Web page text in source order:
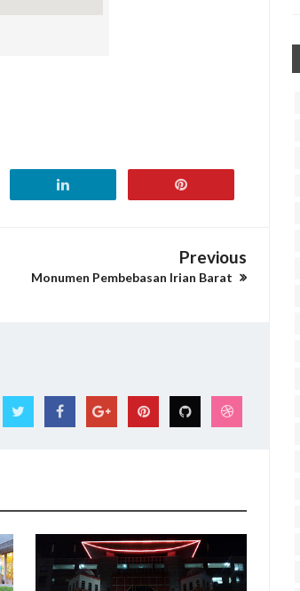
Previous
Monumen Pembebasan Irian Barat